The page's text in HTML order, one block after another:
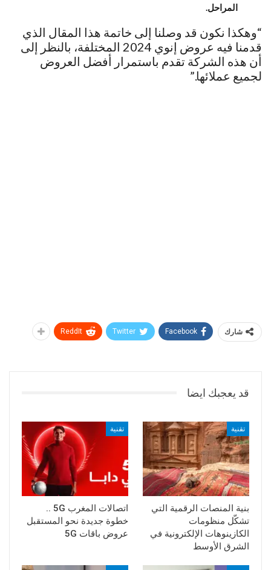
المراحل.
“وهكذا نكون قد وصلنا إلى خاتمة هذا المقال الذي
قدمنا فيه عروض إنوي 2024 المختلفة، بالنظر إلى
أن هذه الشركة تقدم باستمرار أفضل العروض
لجميع عملائها.”
شارك Facebook
Twitter
ReddIt
قد يعجبك ايضا
تقنية
بنية المنصات الرقمية التي
تشكّل منظومات
الكازينوهات الإلكترونية في
الشرق الأوسط
تقنية
اتصالات المغرب 5G ..
خطوة جديدة نحو المستقبل
عروض باقات 5G